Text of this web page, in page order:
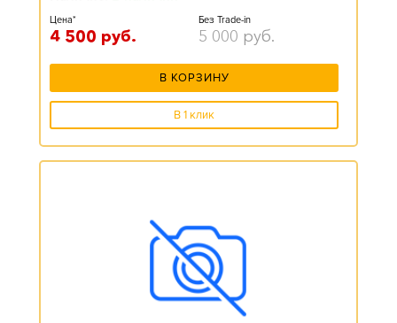
Цена*
4 500 руб.
Без Trade-in
5 000 руб.
В КОРЗИНУ
В 1 клик